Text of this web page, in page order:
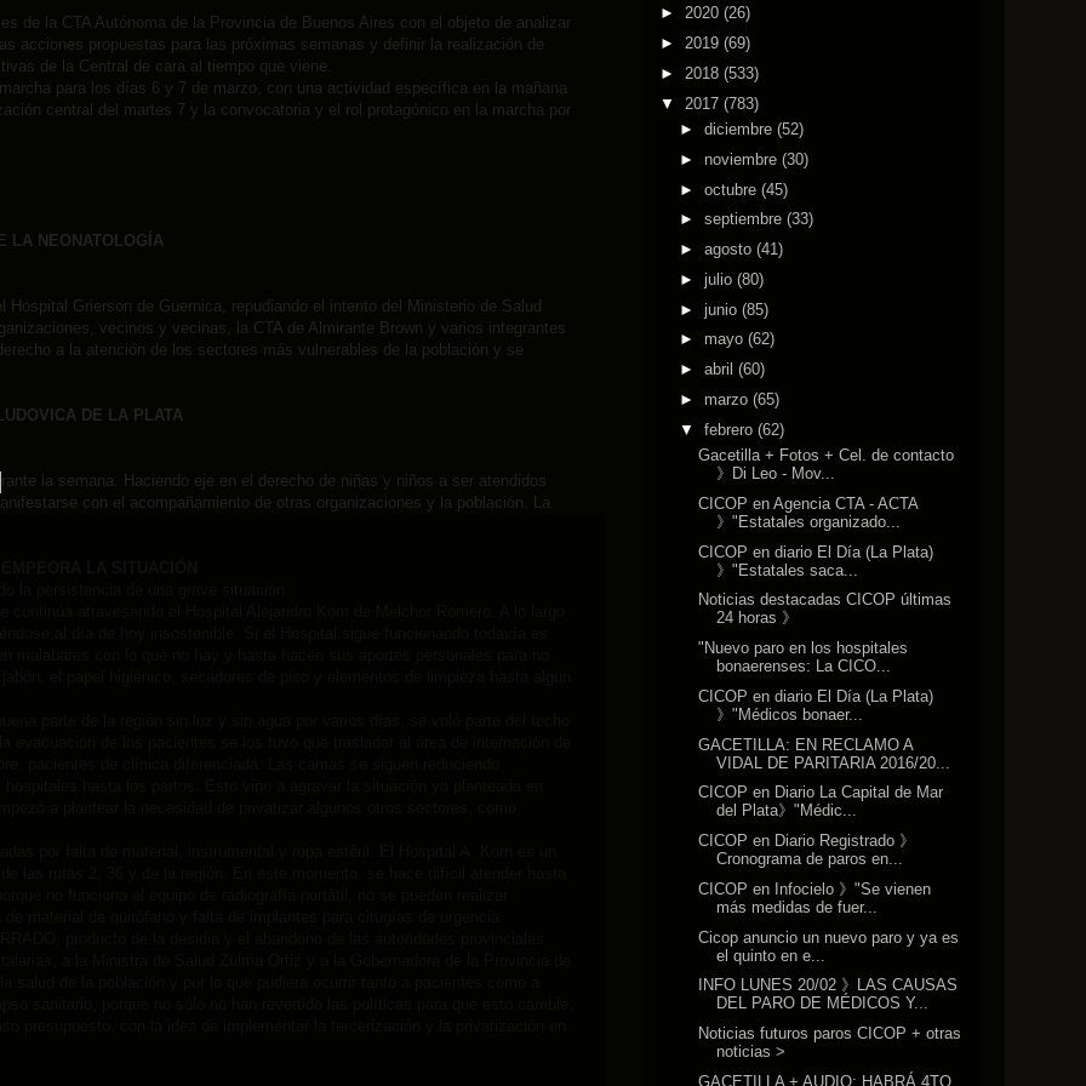
de la CTA Autónoma de la Provincia de Buenos Aires con el objeto de analizar
acciones propuestas para las próximas semanas y definir la realización de
de la Central de cara al tiempo que viene.
para los días 6 y 7 de marzo, con una actividad específica en la mañana
central del martes 7 y la convocatoria y el rol protagónico en la marcha por
LA NEONATOLOGÍA
Grierson de Guernica, repudiando el intento del Ministerio de Salud
vecinos y vecinas, la CTA de Almirante Brown y varios integrantes
a la atención de los sectores más vulnerables de la población y se
DE LA PLATA
la semana. Haciendo eje en el derecho de niñas y niños a ser atendidos
con el acompañamiento de otras organizaciones y la población. La
la persistencia de una grave situación:
► 2020 (26)
► 2019 (69)
► 2018 (533)
▼ 2017 (783)
► diciembre (52)
► noviembre (30)
► octubre (45)
► septiembre (33)
► agosto (41)
► julio (80)
► junio (85)
► mayo (62)
► abril (60)
► marzo (65)
▼ febrero (62)
Gacetilla + Fotos + Cel. de contacto
》Di Leo - Mov...
CICOP en Agencia CTA - ACTA
》"Estatales organizado...
CICOP en diario El Día (La Plata)
》"Estatales saca...
Noticias destacadas CICOP últimas
24 horas 》
"Nuevo paro en los hospitales
bonaerenses: La CICO...
CICOP en diario El Día (La Plata)
》"Médicos bonaer...
GACETILLA: EN RECLAMO A
VIDAL DE PARITARIA 2016/20...
CICOP en Diario La Capital de Mar
del Plata》"Médic...
CICOP en Diario Registrado 》
Cronograma de paros en...
CICOP en Infocielo 》"Se vienen
más medidas de fuer...
Cicop anuncio un nuevo paro y ya es
el quinto en e...
INFO LUNES 20/02 》LAS CAUSAS
DEL PARO DE MÉDICOS Y...
Noticias futuros paros CICOP + otras
noticias >
GACETILLA + AUDIO: HABRÁ 4TO